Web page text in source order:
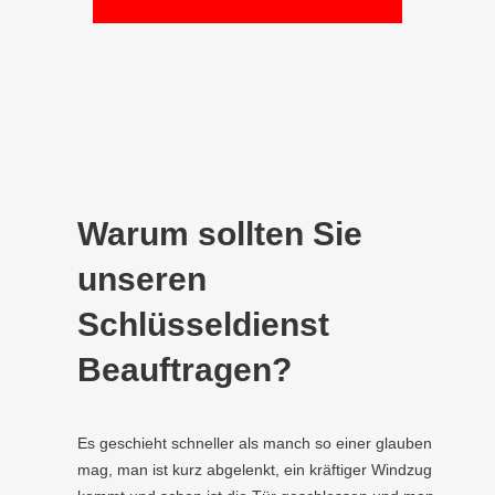
Warum sollten Sie
unseren
Schlüsseldienst
Beauftragen?
Es geschieht schneller als manch so einer glauben
mag, man ist kurz abgelenkt, ein kräftiger Windzug